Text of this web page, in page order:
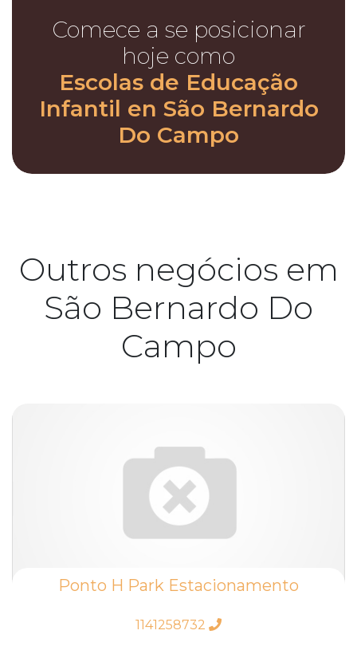
Comece a se posicionar
hoje como
Escolas de Educação
Infantil en São Bernardo
Do Campo
Outros negócios em
São Bernardo Do
Campo
Ponto H Park Estacionamento
1141258732